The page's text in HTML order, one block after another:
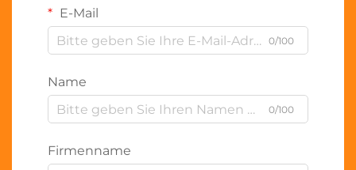
E-Mail
0/100
Name
0/100
Firmenname